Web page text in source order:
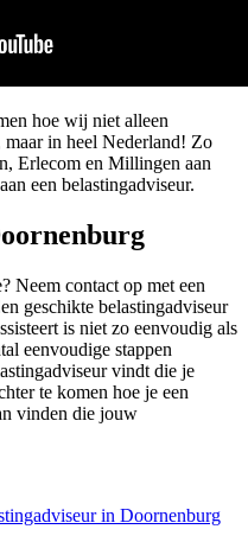
hoe wij niet alleen
in heel Nederland! Zo
Erlecom en Millingen aan
een belastingadviseur.
Neem contact op met een
geschikte belastingadviseur
is niet zo eenvoudig als
eenvoudige stappen
vindt die je
te komen hoe je een
vinden die jouw
in Doornenburg